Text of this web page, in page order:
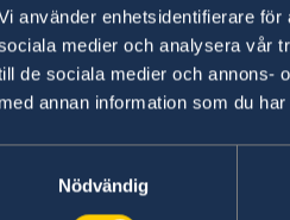
använder enhetsidentifierare
medier och analysera vår
de sociala medier och annons-
med annan information som du
Nödvändig